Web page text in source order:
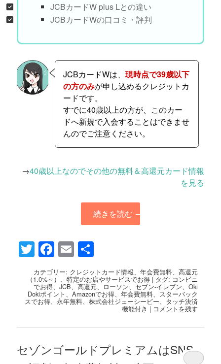
JCBカードW plus Lとの違い
JCBカードWの口コミ・評判
JCBカードWは、 現時点で39歳以下
の方のみが申し込めるクレジットカ
ードです。
すでに40歳以上の方が、このカー
ドへ新規で入会することはできませ
んのでご注意ください。
→40歳以上なのでその他の無料＆高還元カード情報
を見る
続きを読む →
Twitter
Facebook
Email
有
カテゴリー: クレジットカード情報、年会費無料、高還元
（1.0%～） 、特定のお店やサービスでお得 | タグ: コンビニ
でお得、JCB、高還元、 ローソン、 セブン-イレブン、Oki
Dokiポイント 、Amazonでお得、年会費無料、 スターバック
スでお得、永年無料、株式会社ジェーシービー、 タッチ決済
機能付き | コメントを残す
セゾンゴールドプレミアムはSNS